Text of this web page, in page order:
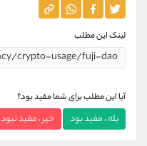
لینک این مطلب
آیا این مطلب برای شما مفید بود؟
بله ، مفید بود خیر ، مفید نبود